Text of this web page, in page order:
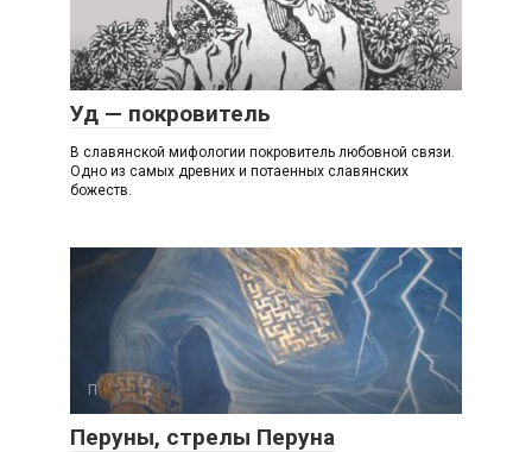
У
Уд — покровитель
В славянской мифологии покровитель любовной связи.
Одно из самых древних и потаенных славянских
божеств.
П
Перуны, стрелы Перуна